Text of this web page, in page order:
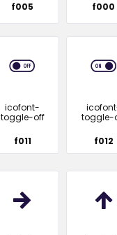
f005
f000
icofont-
toggle-off
f011
toggle-
f012